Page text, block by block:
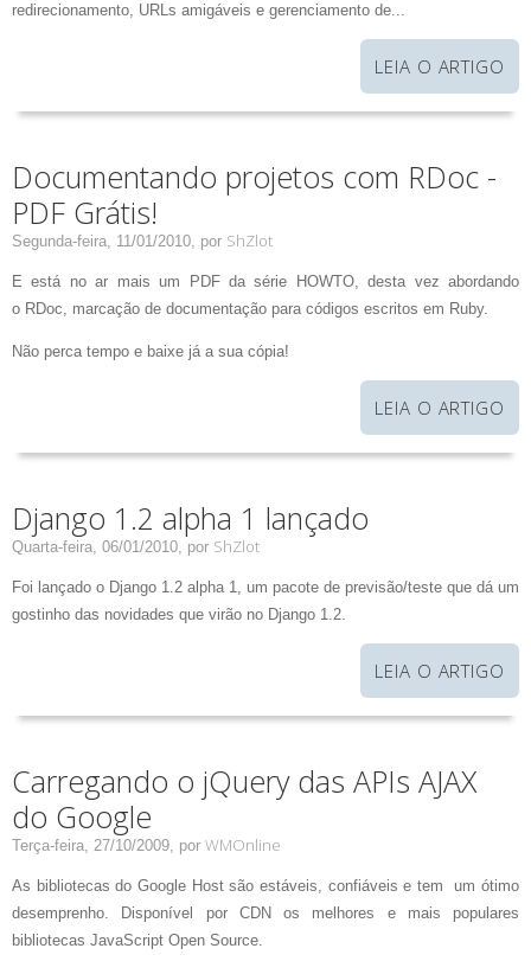
redirecionamento, URLs amigáveis e gerenciamento de...
LEIA O ARTIGO
Documentando projetos com RDoc -
PDF Grátis!
Segunda-feira, 11/01/2010, por ShZlot
E está no ar mais um PDF da série HOWTO, desta vez abordando
o RDoc, marcação de documentação para códigos escritos em Ruby.
Não perca tempo e baixe já a sua cópia!
LEIA O ARTIGO
Django 1.2 alpha 1 lançado
Quarta-feira, 06/01/2010, por ShZlot
Foi lançado o Django 1.2 alpha 1, um pacote de previsão/teste que dá um
gostinho das novidades que virão no Django 1.2.
LEIA O ARTIGO
Carregando o jQuery das APIs AJAX
do Google
Terça-feira, 27/10/2009, por WMOnline
As bibliotecas do Google Host são estáveis, confiáveis e tem um ótimo
desemprenho. Disponível por CDN os melhores e mais populares
bibliotecas JavaScript Open Source.